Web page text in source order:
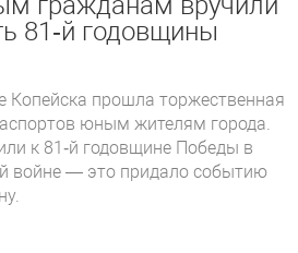
81‑й годовщины
Копейска прошла торжественная
юным жителям города.
к 81‑й годовщине Победы в
войне — это придало событию